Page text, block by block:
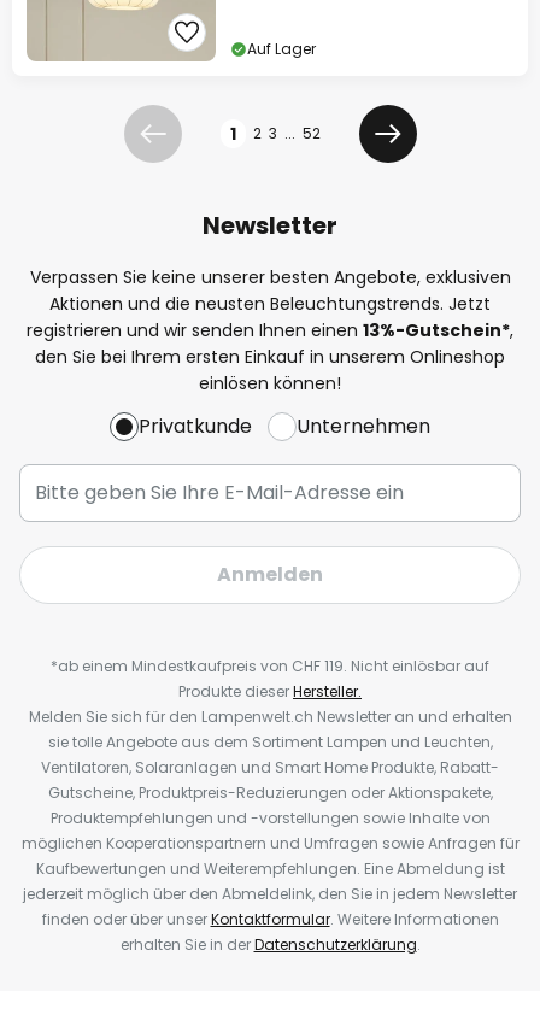
Auf Lager
Zurück 1 2 3 ... 52
Weiter
Newsletter
Verpassen Sie keine unserer besten Angebote, exklusiven
Aktionen und die neusten Beleuchtungstrends. Jetzt
registrieren und wir senden Ihnen einen 13%-Gutschein*,
den Sie bei Ihrem ersten Einkauf in unserem Onlineshop
einlösen können!
Privatkunde Unternehmen
Anmelden
*ab einem Mindestkaufpreis von CHF 119. Nicht einlösbar auf
Produkte dieserHersteller.
Melden Sie sich für den Lampenwelt.ch Newsletter an und erhalten
sie tolle Angebote aus dem Sortiment Lampen und Leuchten,
Ventilatoren, Solaranlagen und Smart Home Produkte, Rabatt-
Gutscheine, Produktpreis-Reduzierungen oder Aktionspakete,
Produktempfehlungen und -vorstellungen sowie Inhalte von
möglichen Kooperationspartnern und Umfragen sowie Anfragen für
Kaufbewertungen und Weiterempfehlungen. Eine Abmeldung ist
jederzeit möglich über den Abmeldelink, den Sie in jedem Newsletter
finden oder über unserKontaktformular. Weitere Informationen
erhalten Sie in derDatenschutzerklärung.